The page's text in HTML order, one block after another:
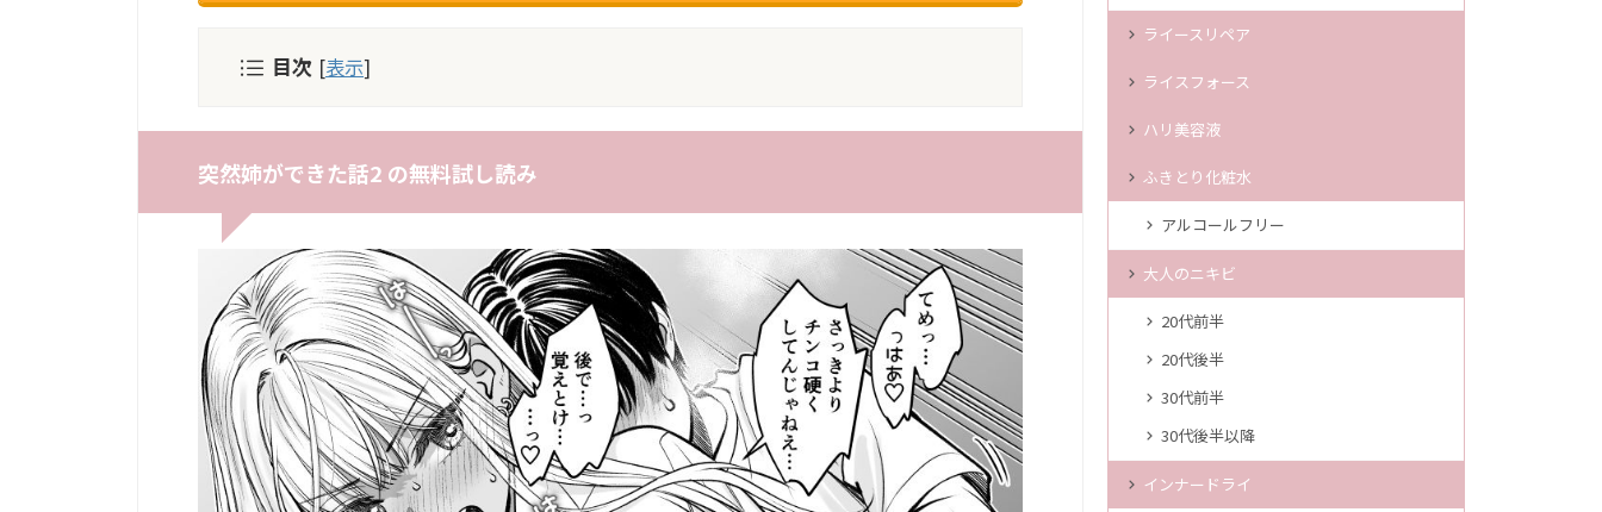
目次 [表示]
突然姉ができた話2 の無料試し読み
ライースリペア
ライスフォース
ハリ美容液
ふきとり化粧水
アルコールフリー
大人のニキビ
20代前半
20代後半
30代前半
30代後半以降
インナードライ